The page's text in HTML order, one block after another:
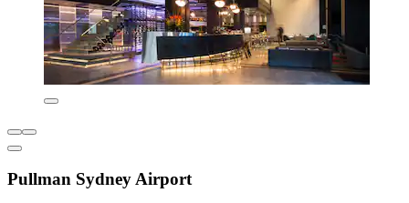
Pullman Sydney Airport